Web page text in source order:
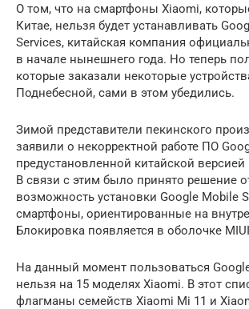
О том, что на смартфоны Xiaomi,
Китае, нельзя будет устанавливать
Services, китайская компания
в начале нынешнего года. Но теперь
которые заказали некоторые
Поднебесной, сами в этом убедились.
Зимой представители пекинского
заявили о некорректной работе ПО
предустановленной китайской
В связи с этим было принято решение
возможность установки Google Mobile
смартфоны, ориентированные на
Блокировка появляется в оболочке
На данный момент пользоваться
нельзя на 15 моделях Xiaomi. В этот
флагманы семейств Xiaomi Mi 11 и